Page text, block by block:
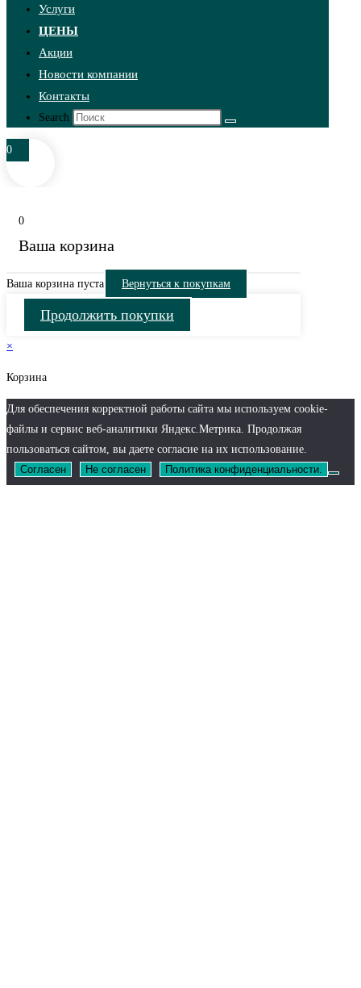
Услуги
ЦЕНЫ
Акции
Новости компании
Контакты
Search
0
0
Ваша корзина
Ваша корзина пуста Вернуться к покупкам
Продолжить покупки
×
Корзина
Для обеспечения корректной работы сайта мы используем cookie-
файлы и сервис веб-аналитики Яндекс.Метрика. Продолжая
пользоваться сайтом, вы даете согласие на их использование.
Согласен
Не согласен Политика конфиденциальности.